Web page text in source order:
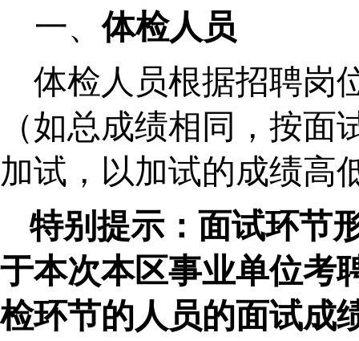
一、体检人员
体检人员根据招聘岗
（如总成绩相同，按
加试，以加试的成绩高
特别提示：面试环节
于本次本区事业单位考
检环节的人员的面试成